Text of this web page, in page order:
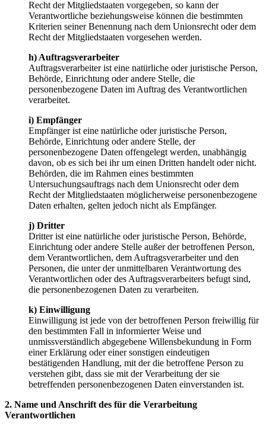
Recht der Mitgliedstaaten vorgegeben, so kann der
Verantwortliche beziehungsweise können die bestimmten
Kriterien seiner Benennung nach dem Unionsrecht oder dem
Recht der Mitgliedstaaten vorgesehen werden.
h) Auftragsverarbeiter
Auftragsverarbeiter ist eine natürliche oder juristische Person,
Behörde, Einrichtung oder andere Stelle, die
personenbezogene Daten im Auftrag des Verantwortlichen
verarbeitet.
i) Empfänger
Empfänger ist eine natürliche oder juristische Person,
Behörde, Einrichtung oder andere Stelle, der
personenbezogene Daten offengelegt werden, unabhängig
davon, ob es sich bei ihr um einen Dritten handelt oder nicht.
Behörden, die im Rahmen eines bestimmten
Untersuchungsauftrags nach dem Unionsrecht oder dem
Recht der Mitgliedstaaten möglicherweise personenbezogene
Daten erhalten, gelten jedoch nicht als Empfänger.
j) Dritter
Dritter ist eine natürliche oder juristische Person, Behörde,
Einrichtung oder andere Stelle außer der betroffenen Person,
dem Verantwortlichen, dem Auftragsverarbeiter und den
Personen, die unter der unmittelbaren Verantwortung des
Verantwortlichen oder des Auftragsverarbeiters befugt sind,
die personenbezogenen Daten zu verarbeiten.
k) Einwilligung
Einwilligung ist jede von der betroffenen Person freiwillig für
den bestimmten Fall in informierter Weise und
unmissverständlich abgegebene Willensbekundung in Form
einer Erklärung oder einer sonstigen eindeutigen
bestätigenden Handlung, mit der die betroffene Person zu
verstehen gibt, dass sie mit der Verarbeitung der sie
betreffenden personenbezogenen Daten einverstanden ist.
2. Name und Anschrift des für die Verarbeitung
Verantwortlichen